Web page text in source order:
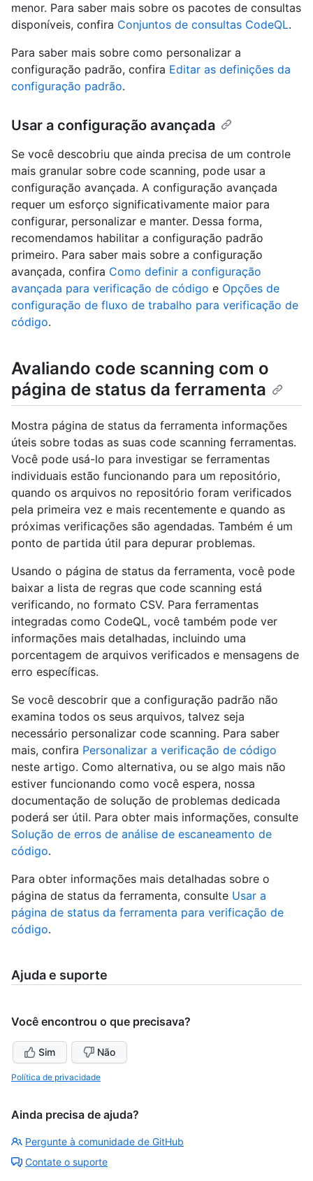
menor. Para saber mais sobre os pacotes de consultas
disponíveis, confira Conjuntos de consultas CodeQL.
Para saber mais sobre como personalizar a
configuração padrão, confira Editar as definições da
configuração padrão.
Usar a configuração avançada
Se você descobriu que ainda precisa de um controle
mais granular sobre code scanning, pode usar a
configuração avançada. A configuração avançada
requer um esforço significativamente maior para
configurar, personalizar e manter. Dessa forma,
recomendamos habilitar a configuração padrão
primeiro. Para saber mais sobre a configuração
avançada, confira Como definir a configuração
avançada para verificação de código e Opções de
configuração de fluxo de trabalho para verificação de
código.
Avaliando code scanning com o
página de status da ferramenta
Mostra página de status da ferramenta informações
úteis sobre todas as suas code scanning ferramentas.
Você pode usá-lo para investigar se ferramentas
individuais estão funcionando para um repositório,
quando os arquivos no repositório foram verificados
pela primeira vez e mais recentemente e quando as
próximas verificações são agendadas. Também é um
ponto de partida útil para depurar problemas.
Usando o página de status da ferramenta, você pode
baixar a lista de regras que code scanning está
verificando, no formato CSV. Para ferramentas
integradas como CodeQL, você também pode ver
informações mais detalhadas, incluindo uma
porcentagem de arquivos verificados e mensagens de
erro específicas.
Se você descobrir que a configuração padrão não
examina todos os seus arquivos, talvez seja
necessário personalizar code scanning. Para saber
mais, confira Personalizar a verificação de código
neste artigo. Como alternativa, ou se algo mais não
estiver funcionando como você espera, nossa
documentação de solução de problemas dedicada
poderá ser útil. Para obter mais informações, consulte
Solução de erros de análise de escaneamento de
código.
Para obter informações mais detalhadas sobre o
página de status da ferramenta, consulte Usar a
página de status da ferramenta para verificação de
código.
Ajuda e suporte
Você encontrou o que precisava?
Sim Não
Política de privacidade
Ainda precisa de ajuda?
Pergunte à comunidade de GitHub
Contate o suporte